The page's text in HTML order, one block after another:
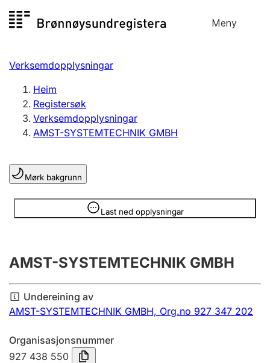
til
Meny
Registersøk
Aksjeselskap
Enkeltpersonføretak
Registrere, endre, slette
Lag og foreining
Registrere, endre, slette
Årsrekneskap
Innsending og forseinkingsgebyr
Tinglysing
Verksemdopplysningar
Heim
Registersøk
Verksemdopplysningar
AMST-SYSTEMTECHNIK GMBH
Mørk bakgrunn
Last ned opplysningar
Opplysninger er skjult
AMST-SYSTEMTECHNIK GMBH
Undereining av
AMST-SYSTEMTECHNIK GMBH, Org.no 927 347 202
Organisasjonsnummer
927 438 550